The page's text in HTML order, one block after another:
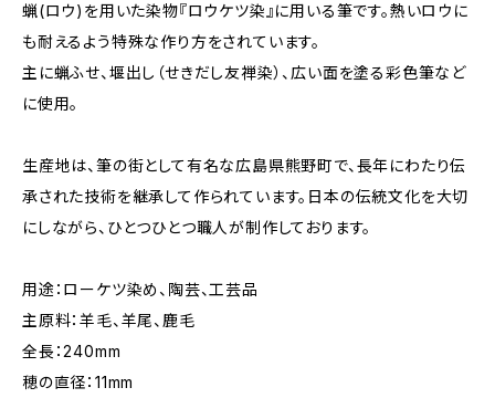
蝋(ロウ)を用いた染物『ロウケツ染』に用いる筆です。熱いロウに
も耐えるよう特殊な作り方をされています。
主に蝋ふせ、堰出し（せきだし友禅染）、広い面を塗る彩色筆など
に使用。
生産地は、筆の街として有名な広島県熊野町で、長年にわたり伝
承された技術を継承して作られています。日本の伝統文化を大切
にしながら、ひとつひとつ職人が制作しております。
用途：ローケツ染め、陶芸、工芸品
主原料：羊毛、羊尾、鹿毛
全長：240mm
穂の直径：11mm